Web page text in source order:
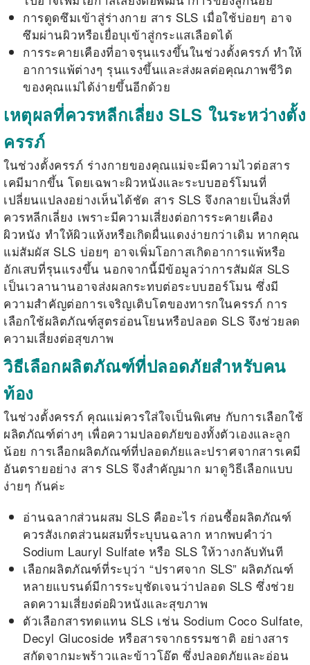
การดูดซึมเข้าสู่ร่างกาย สาร SLS เมื่อใช้บ่อยๆ อาจ
ซึมผ่านผิวหรือเยื่อบุเข้าสู่กระแสเลือดได้
การระคายเคืองที่อาจรุนแรงขึ้นในช่วงตั้งครรภ์ ทำให้
อาการแพ้ต่างๆ รุนแรงขึ้นและส่งผลต่อคุณภาพชีวิต
ของคุณแม่ได้ง่ายขึ้นอีกด้วย
เหตุผลที่ควรหลีกเลี่ยง SLS ในระหว่างตั้ง
ครรภ์
ในช่วงตั้งครรภ์ ร่างกายของคุณแม่จะมีความไวต่อสาร
เคมีมากขึ้น โดยเฉพาะผิวหนังและระบบฮอร์โมนที่
เปลี่ยนแปลงอย่างเห็นได้ชัด สาร SLS จึงกลายเป็นสิ่งที่
ควรหลีกเลี่ยง เพราะมีความเสี่ยงต่อการระคายเคือง
ผิวหนัง ทำให้ผิวแห้งหรือเกิดผื่นแดงง่ายกว่าเดิม หากคุณ
แม่สัมผัส SLS บ่อยๆ อาจเพิ่มโอกาสเกิดอาการแพ้หรือ
อักเสบที่รุนแรงขึ้น นอกจากนี้มีข้อมูลว่าการสัมผัส SLS
เป็นเวลานานอาจส่งผลกระทบต่อระบบฮอร์โมน ซึ่งมี
ความสำคัญต่อการเจริญเติบโตของทารกในครรภ์ การ
เลือกใช้ผลิตภัณฑ์สูตรอ่อนโยนหรือปลอด SLS จึงช่วยลด
ความเสี่ยงต่อสุขภาพ
วิธีเลือกผลิตภัณฑ์ที่ปลอดภัยสำหรับคน
ท้อง
ในช่วงตั้งครรภ์ คุณแม่ควรใส่ใจเป็นพิเศษ กับการเลือกใช้
ผลิตภัณฑ์ต่างๆ เพื่อความปลอดภัยของทั้งตัวเองและลูก
น้อย การเลือกผลิตภัณฑ์ที่ปลอดภัยและปราศจากสารเคมี
อันตรายอย่าง สาร SLS จึงสำคัญมาก มาดูวิธีเลือกแบบ
ง่ายๆ กันค่ะ
อ่านฉลากส่วนผสม SLS คืออะไร ก่อนซื้อผลิตภัณฑ์
ควรสังเกตส่วนผสมที่ระบุบนฉลาก หากพบคำว่า
Sodium Lauryl Sulfate หรือ SLS ให้วางกลับทันที
เลือกผลิตภัณฑ์ที่ระบุว่า “ปราศจาก SLS” ผลิตภัณฑ์
หลายแบรนด์มีการระบุชัดเจนว่าปลอด SLS ซึ่งช่วย
ลดความเสี่ยงต่อผิวหนังและสุขภาพ
ตัวเลือกสารทดแทน SLS เช่น Sodium Coco Sulfate,
Decyl Glucoside หรือสารจากธรรมชาติ อย่างสาร
สกัดจากมะพร้าวและข้าวโอ๊ต ซึ่งปลอดภัยและอ่อน